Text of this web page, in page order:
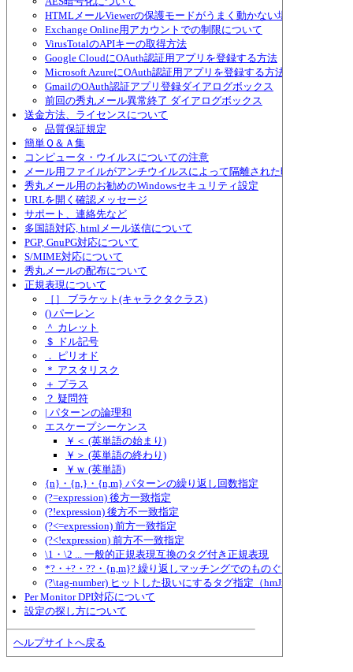
HTMLメールViewerの保護モードがうまく動かない場合
Exchange Online用アカウントでの制限について
VirusTotalのAPIキーの取得方法
Google CloudにOAuth認証用アプリを登録する方法
Microsoft AzureにOAuth認証用アプリを登録する方法
GmailのOAuth認証アプリ登録ダイアログボックス
前回の秀丸メール異常終了 ダイアログボックス
送金方法、ライセンスについて
品質保証規定
簡単Ｑ＆Ａ集
コンピュータ・ウイルスについての注意
メール用ファイルがアンチウイルスによって隔離された時の対策
秀丸メール用のお勧めのWindowsセキュリティ設定
URLを開く確認メッセージ
サポート、連絡先など
多国語対応, htmlメール送信について
PGP, GnuPG対応について
S/MIME対応について
秀丸メールの配布について
正規表現について
［］ ブラケット(キャラクタクラス)
() パーレン
＾ カレット
＄ ドル記号
． ピリオド
＊ アスタリスク
＋ プラス
？ 疑問符
| パターンの論理和
エスケープシーケンス
￥＜ (英単語の始まり)
￥＞ (英単語の終わり)
￥ｗ (英単語)
{n}・{n,}・{n,m} パターンの繰り返し回数指定
(?=expression) 後方一致指定
(?!expression) 後方不一致指定
(?<=expression) 前方一致指定
(?<!expression) 前方不一致指定
\1・\2 ... 一般的正規表現互換のタグ付き正規表現
*?・+?・??・{n,m}? 繰り返しマッチングでのものぐさ指定
(?\tag-number) ヒットした扱いにするタグ指定（hmJre.dll独自形式
Per Monitor DPI対応について
設定の探し方について
ヘルプサイトへ戻る